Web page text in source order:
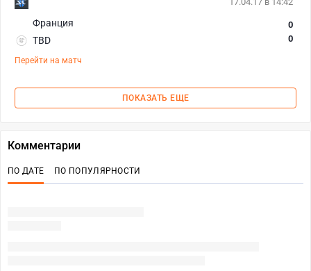
Франция
TBD
0
0
Перейти на матч
ПОКАЗАТЬ ЕЩЕ
Комментарии
ПО ДАТЕ ПО ПОПУЛЯРНОСТИ